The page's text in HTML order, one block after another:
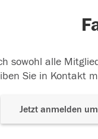
sowohl alle
Sie in Kontakt
Jetzt anmelden